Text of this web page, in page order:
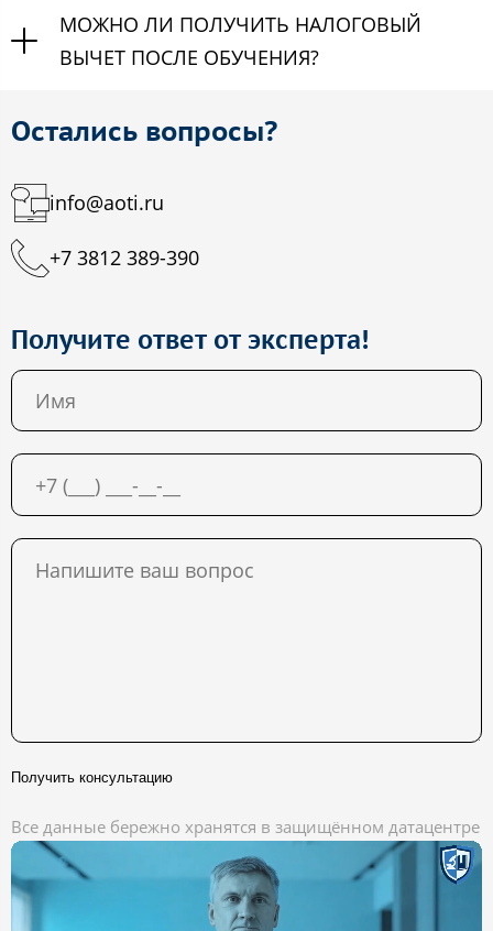
МОЖНО ЛИ ПОЛУЧИТЬ НАЛОГОВЫЙ
ВЫЧЕТ ПОСЛЕ ОБУЧЕНИЯ?
Остались вопросы?
info@aoti.ru
+7 3812 389-390
Получите ответ от эксперта!
Получить консультацию
Все данные бережно хранятся в защищённом датацентре